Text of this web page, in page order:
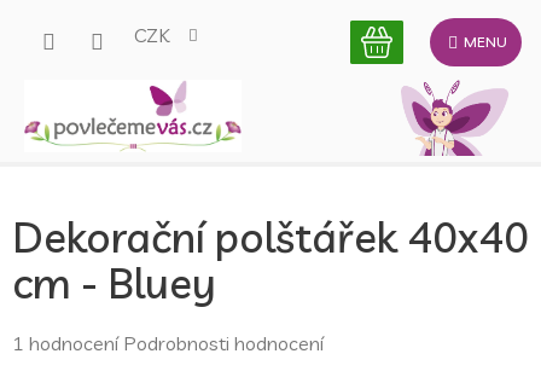
CZK
Dekorační polštářek 40x40
cm - Bluey
Průměrné
1 hodnocení Podrobnosti hodnocení